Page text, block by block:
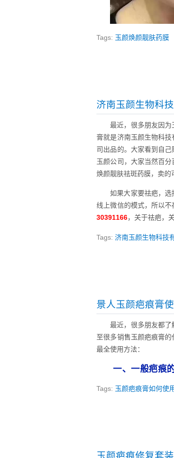
Tags: 玉颜焕颜靓肤药膜
济南玉颜生物科
最近，很多朋友因
膏就是济南玉颜生物科
司出品的。大家看到自
玉颜公司，大家当然百
焕颜靓肤祛斑药膜，卖的
如果大家要祛疤，
线上微信的模式，所以不
30391166，关于祛疤，
Tags:济南玉颜生物科技
景人玉颜疤痕膏
最近，很多朋友都
至很多销售玉颜疤痕膏
最全使用方法：
一、一般疤痕
Tags: 玉颜疤痕膏如何使
玉颜疤痕修复套装